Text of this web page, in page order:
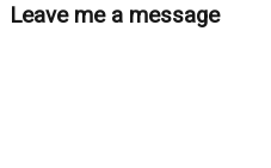
Leave me a message